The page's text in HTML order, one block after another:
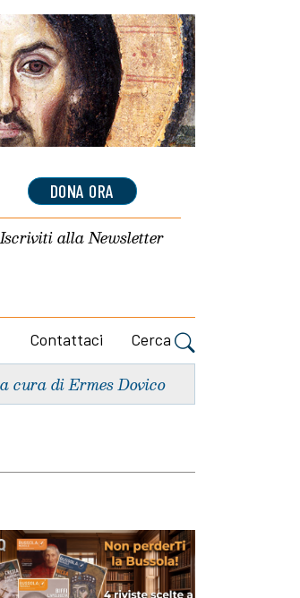
DONA ORA
Iscriviti allaNewsletter
Contattaci Cerca
a cura di Ermes Dovico